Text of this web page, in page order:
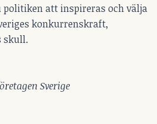
att inspireras och välja
konkurrenskraft,
skull.
Sverige